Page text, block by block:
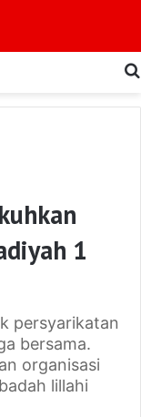
1
persyarikatan
bersama.
organisasi
lillahi